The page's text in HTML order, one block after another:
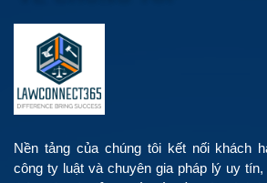
Nền tảng của chúng tôi kết nối khách
công ty luật và chuyên gia pháp lý uy